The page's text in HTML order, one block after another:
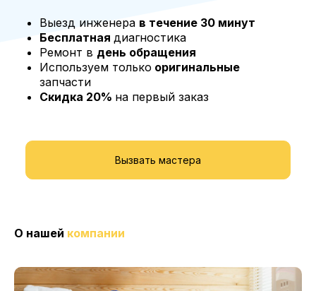
Вызвать мастера
Выезд инженера в течение 30 минут
Бесплатная диагностика
Ремонт в день обращения
Используем только оригинальные
запчасти
Скидка 20% на первый заказ
О нашей компании